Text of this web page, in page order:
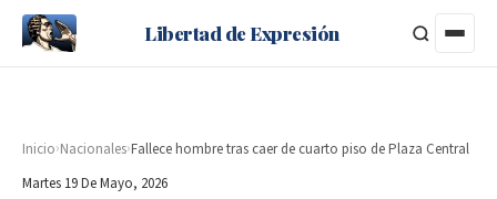
Libertad de Expresión
Inicio›Nacionales›Fallece hombre tras caer de cuarto piso de Plaza Central
Martes 19 De Mayo, 2026